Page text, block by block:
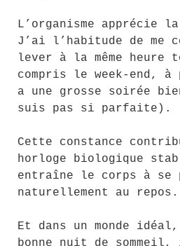
L’organisme apprécie
J’ai l’habitude de me
lever à la même
compris le week-end,
a une grosse soirée
suis pas si parfaite).
Cette constance
horloge biologique
entraîne le corps à se
naturellement au repos.
Et dans un monde
bonne nuit de